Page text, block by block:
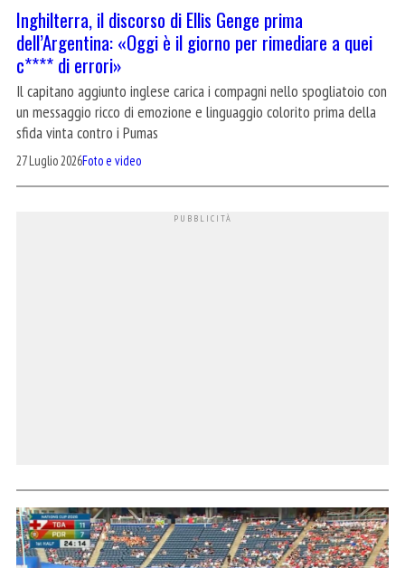
Inghilterra, il discorso di Ellis Genge prima
dell’Argentina: «Oggi è il giorno per rimediare a quei
c**** di errori»
Il capitano aggiunto inglese carica i compagni nello spogliatoio con
un messaggio ricco di emozione e linguaggio colorito prima della
sfida vinta contro i Pumas
27 Luglio 2026Foto e video